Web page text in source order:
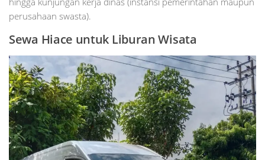
perusahaan swasta).
Sewa Hiace untuk Liburan Wisata